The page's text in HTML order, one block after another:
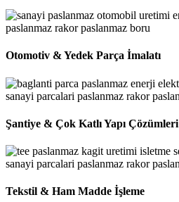
Otomotiv & Yedek Parça İmalatı
Şantiye & Çok Katlı Yapı Çözümleri
Tekstil & Ham Madde İşleme